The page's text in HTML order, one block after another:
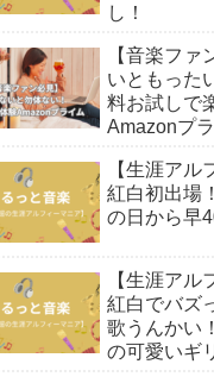
し！
【音楽ファ
いともった
料お試しで
Amazonプ
【生涯アル
紅白初出場
の日から早
【生涯アル
紅白でバズ
歌うんかい
の可愛いギ